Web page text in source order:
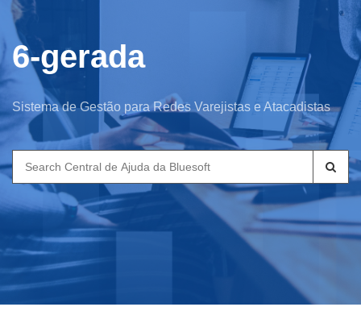
6-gerada
Sistema de Gestão para Redes Varejistas e Atacadistas
Search
for: